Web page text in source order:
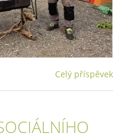
Celý příspěvek